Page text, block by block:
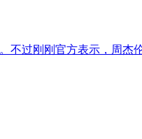
过刚刚官方表示，周